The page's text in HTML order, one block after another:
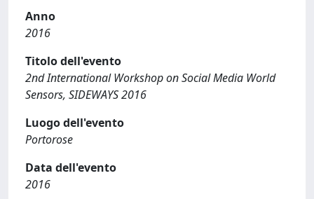
Anno
2016
Titolo dell'evento
2nd International Workshop on Social Media World
Sensors, SIDEWAYS 2016
Luogo dell'evento
Portorose
Data dell'evento
2016